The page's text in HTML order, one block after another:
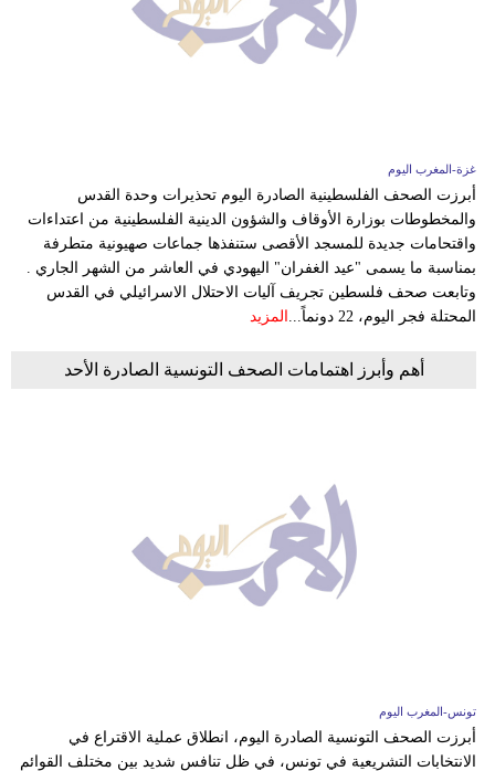
غزة-المغرب اليوم
أبرزت الصحف الفلسطينية الصادرة اليوم تحذيرات وحدة القدس
والمخطوطات بوزارة الأوقاف والشؤون الدينية الفلسطينية من اعتداءات
واقتحامات جديدة للمسجد الأقصى ستنفذها جماعات صهيونية متطرفة
بمناسبة ما يسمى "عيد الغفران" اليهودي في العاشر من الشهر الجاري .
وتابعت صحف فلسطين تجريف آليات الاحتلال الاسرائيلي في القدس
المحتلة فجر اليوم، 22 دونماً...
المزيد
أهم وأبرز اهتمامات الصحف التونسية الصادرة الأحد
تونس-المغرب اليوم
أبرزت الصحف التونسية الصادرة اليوم، انطلاق عملية الاقتراع في
الانتخابات التشريعية في تونس، في ظل تنافس شديد بين مختلف القوائم